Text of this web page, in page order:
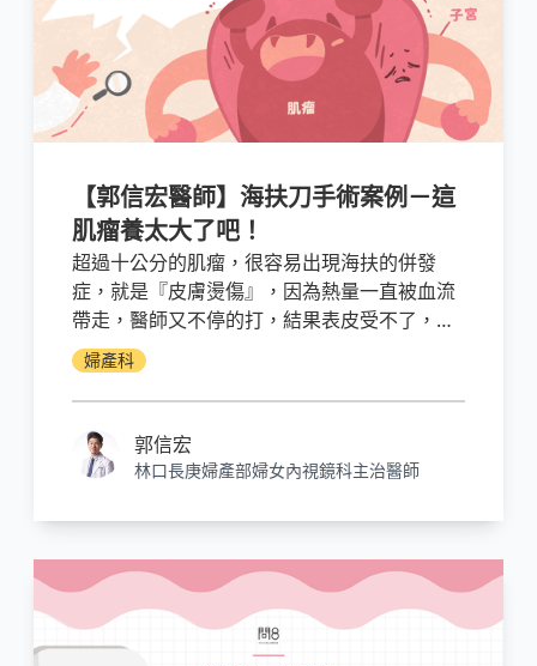
【郭信宏醫師】海扶刀手術案例－這
肌瘤養太大了吧！
超過十公分的肌瘤，很容易出現海扶的併發
症，就是『皮膚燙傷』，因為熱量一直被血流
帶走，醫師又不停的打，結果表皮受不了，起
泡脫皮，皮膚深部也會被燙傷，紅腫疼痛，甚
至壞死化膿。
婦產科
郭信宏
林口長庚婦產部婦女內視鏡科主治醫師